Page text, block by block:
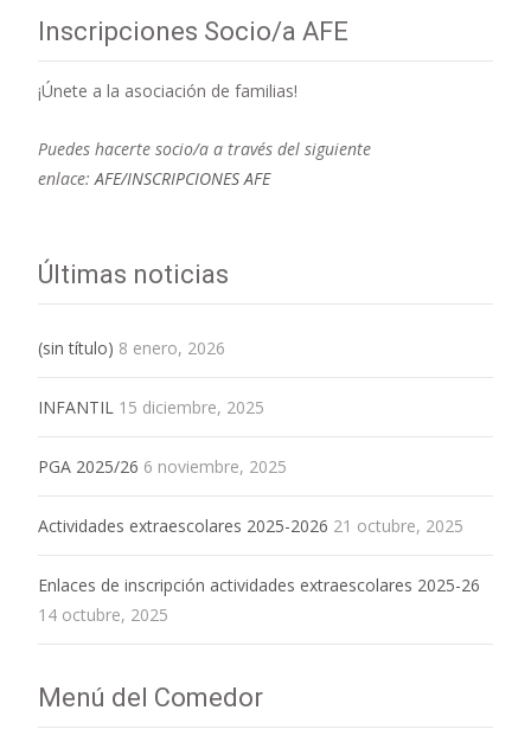
Inscripciones Socio/a AFE
¡Únete a la asociación de familias!
Puedes hacerte socio/a a través del siguiente
enlace:AFE/INSCRIPCIONES AFE
Últimas noticias
(sin título) 8 enero, 2026
INFANTIL 15 diciembre, 2025
PGA 2025/26 6 noviembre, 2025
Actividades extraescolares 2025-2026 21 octubre, 2025
Enlaces de inscripción actividades extraescolares 2025-26
14 octubre, 2025
Menú del Comedor